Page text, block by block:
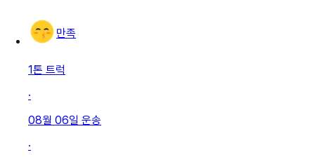
만족
1톤 트럭
·
08월 06일 운송
·